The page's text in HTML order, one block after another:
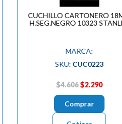
CUCHILLO CARTONERO
H.SEG.NEGRO 10323
MARCA:
SKU: CUC0223
$4.606$2.290
Comprar